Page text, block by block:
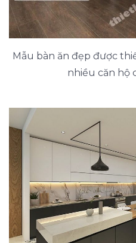
Mẫu bàn ăn đẹp được
nhiều căn hộ